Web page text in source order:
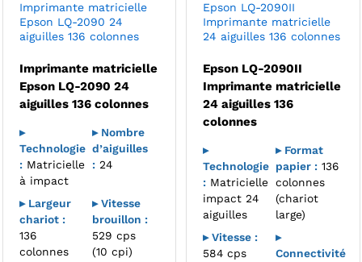
Imprimante matricielle
Epson LQ-2090 24
aiguilles 136 colonnes
Imprimante matricielle
Epson LQ-2090 24
aiguilles 136 colonnes
▸
Technologie
:Matricielle
à impact
▸ Nombre
d’aiguilles
:24
▸ Largeur
chariot :
136
colonnes
▸ Vitesse
brouillon :
529 cps
(10 cpi)
Epson LQ-2090II
Imprimante matricielle
24 aiguilles 136 colonnes
Epson LQ-2090II
Imprimante matricielle
24 aiguilles 136
colonnes
▸
Technologie
: Matricielle
impact 24
aiguilles
▸ Format
papier : 136
colonnes
(chariot
large)
▸ Vitesse :
584 cps
▸
Connectivité